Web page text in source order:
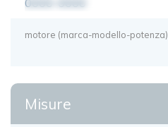
motore (marca-modello-potenza)
Misure